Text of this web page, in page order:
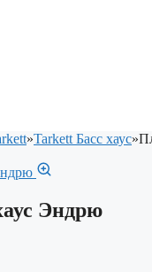
»Tarkett Басс хаус»
Эндрю